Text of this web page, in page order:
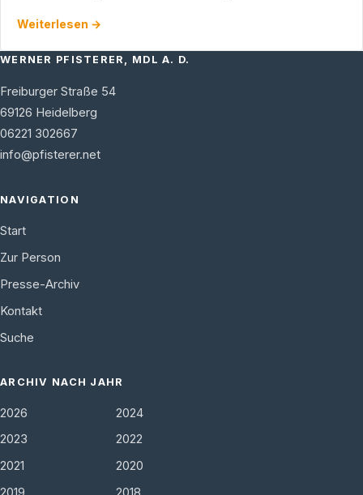
46, 69117 …
Weiterlesen →
WERNER PFISTERER, MDL A. D.
Freiburger Straße 54
69126 Heidelberg
06221 302667
info@pfisterer.net
NAVIGATION
Start
Zur Person
Presse-Archiv
Kontakt
Suche
ARCHIV NACH JAHR
2026
2024
2023
2022
2021
2020